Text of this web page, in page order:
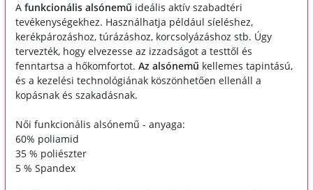
A funkcionális alsónemű ideális aktív szabadtéri
tevékenységekhez. Használhatja például síeléshez,
kerékpározáshoz, túrázáshoz, korcsolyázáshoz stb. Úgy
tervezték, hogy elvezesse az izzadságot a testtől és
fenntartsa a hőkomfortot. Az alsónemű kellemes tapintású,
és a kezelési technológiának köszönhetően ellenáll a
kopásnak és szakadásnak.
Női funkcionális alsónemű - anyaga:
60% poliamid
35 % poliészter
5 % Spandex